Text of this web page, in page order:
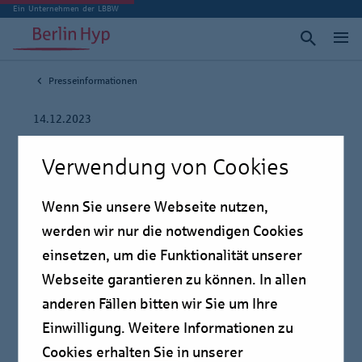
Ein Unternehmen der LBBW
Presseinformationen
14.12.2023
Berlin Hyp refinanziert
Einkaufszentrum „Hoog
Catharijne“ mit einem
Green Loan
Berlin Hyp, Deutsche Hypo – NORD/LB Real Estate
Finance, Natixis CIB und Société Générale
Verwendung von Cookies
Wenn Sie unsere Webseite nutzen,
werden wir nur die notwendigen Cookies
einsetzen, um die Funktionalität unserer
Webseite garantieren zu können. In allen
anderen Fällen bitten wir Sie um Ihre
Einwilligung. Weitere Informationen zu
Cookies erhalten Sie in unserer